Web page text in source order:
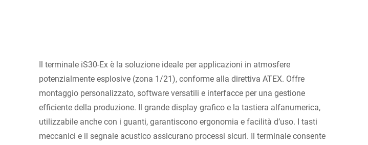
Il terminale iS30-Ex è la soluzione ideale per applicazioni in atmosfere
potenzialmente esplosive (zona 1/21), conforme alla direttiva ATEX. Offre
montaggio personalizzato, software versatili e interfacce per una gestione
efficiente della produzione. Il grande display grafico e la tastiera alfanumerica,
utilizzabile anche con i guanti, garantiscono ergonomia e facilità d’uso. I tasti
meccanici e il segnale acustico assicurano processi sicuri. Il terminale consente